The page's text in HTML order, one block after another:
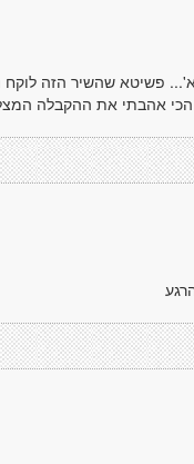
פשיטא שהשיר הזה לוקח
אהבתי את ההקבלה